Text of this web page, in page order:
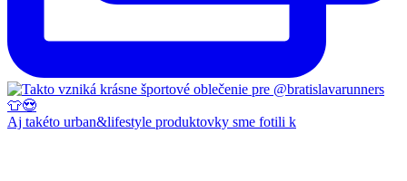
Aj takéto urban&lifestyle produktovky sme fotili k